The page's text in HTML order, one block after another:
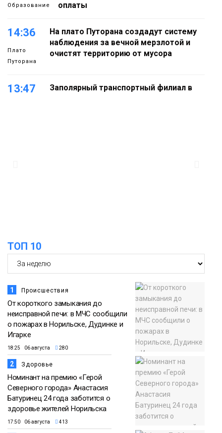
Образование
оплаты
14:36
Плато
Путорана
На плато Путорана создадут систему
наблюдения за вечной мерзлотой и
очистят территорию от мусора
13:47
Заполярный транспортный филиал в
ТОП 10
1 Происшествия
От короткого замыкания до
неисправной печи: в МЧС сообщили
о пожарах в Норильске, Дудинке и
Игарке
18:25 06 августа 280
2 Здоровье
Номинант на премию «Герой
Северного города» Анастасия
Батуринец 24 года заботится о
здоровье жителей Норильска
17:50 06 августа 413